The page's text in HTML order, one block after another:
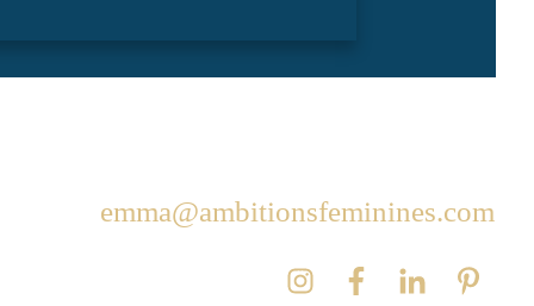
emma@ambitionsfeminines.com